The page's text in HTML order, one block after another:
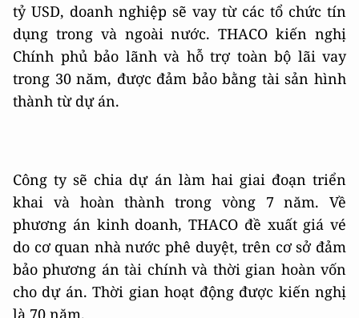
tỷ USD, doanh nghiệp sẽ vay từ các tổ chức tín
dụng trong và ngoài nước. THACO kiến nghị
Chính phủ bảo lãnh và hỗ trợ toàn bộ lãi vay
trong 30 năm, được đảm bảo bằng tài sản hình
thành từ dự án.
Công ty sẽ chia dự án làm hai giai đoạn triển
khai và hoàn thành trong vòng 7 năm. Về
phương án kinh doanh, THACO đề xuất giá vé
do cơ quan nhà nước phê duyệt, trên cơ sở đảm
bảo phương án tài chính và thời gian hoàn vốn
cho dự án. Thời gian hoạt động được kiến nghị